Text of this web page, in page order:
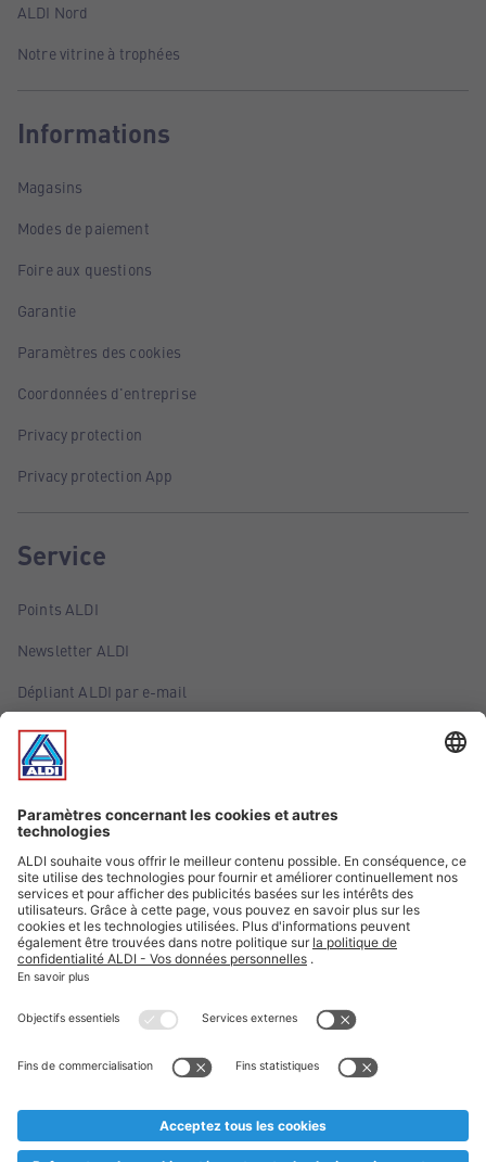
ALDI Nord
Notre vitrine à trophées
Informations
Magasins
Modes de paiement
Foire aux questions
Garantie
Paramètres des cookies
Coordonnées d'entreprise
Privacy protection
Privacy protection App
Service
Points ALDI
Newsletter ALDI
Dépliant ALDI par e-mail
Offres
Infos essentielles
Suivez ALDI Belgique
Textes marqués d'un astérisque et mentions légales
* Nous vendons ces articles temporairement et jusqu'à
au cas où, malgré le planning bien étudié, nous serions
prématurément en rupture de stock. Prix Recupel et TVA incl.
** Sur ce site, l’utilisation de la forme masculine a été adoptée